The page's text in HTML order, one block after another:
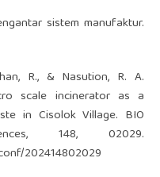
sistem manufaktur.
R., & Nasution, R. A.
scale incinerator as a
in Cisolok Village. BIO
148, 02029.
202414802029